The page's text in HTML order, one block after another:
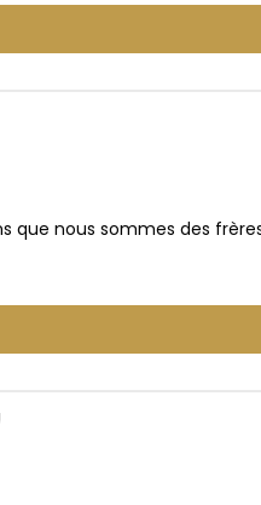
que nous sommes des